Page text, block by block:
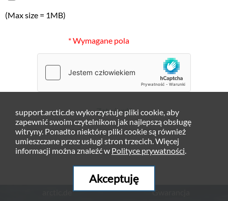
(Max size = 1MB)
* Wymagane pola
Zatwierdź
Gwarancja
support.arctic.de wykorzystuje pliki cookie, aby
zapewnić swoim czytelnikom jak najlepszą obsługę
witryny. Ponadto niektóre pliki cookie są również
umieszczane przez usługi stron trzecich. Więcej
informacji można znaleźć w Polityce prywatności.
Akceptuję